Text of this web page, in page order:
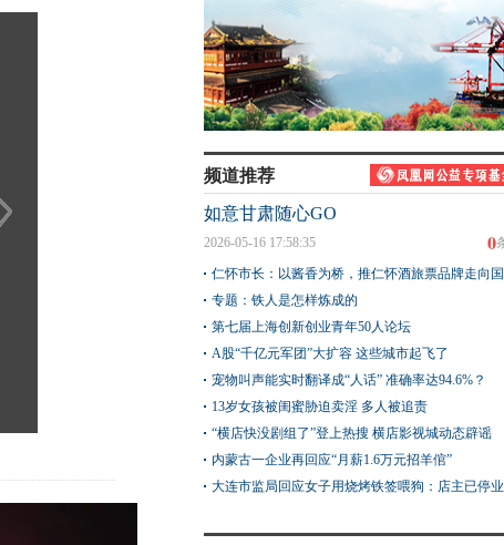
琥珀圆眼自带软萌滤镜
鬼鸮捕鼠护祁连
银韵簪花 三代
频道推荐
如意甘肃随心GO
0
2026-05-16 17:58:35
仁怀市长：以酱香为桥，推仁怀酒旅票品牌走向
专题：铁人是怎样炼成的
第七届上海创新创业青年50人论坛
A股“千亿元军团”大扩容 这些城市起飞了
宠物叫声能实时翻译成“人话” 准确率达94.6%？
13岁女孩被闺蜜胁迫卖淫 多人被追责
“横店快没剧组了”登上热搜 横店影视城动态辟谣
内蒙古一企业再回应“月薪1.6万元招羊倌”
大连市监局回应女子用烧烤铁签喂狗：店主已停